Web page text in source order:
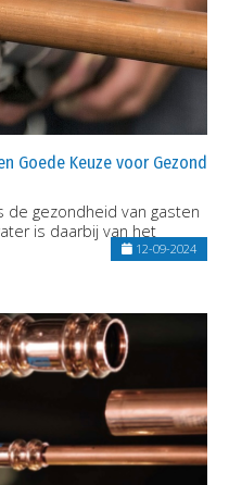
Goede Keuze voor Gezond
de gezondheid van gasten
is daarbij van het
12-09-2024